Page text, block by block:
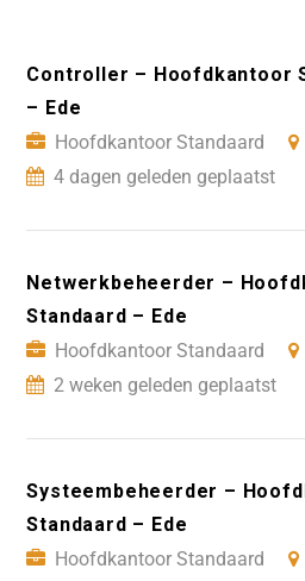
Controller – Hoofdkantoor
– Ede
Hoofdkantoor Standaard
4 dagen geleden geplaatst
Netwerkbeheerder –
Standaard – Ede
Hoofdkantoor Standaard
2 weken geleden geplaatst
Systeembeheerder –
Standaard – Ede
Hoofdkantoor Standaard